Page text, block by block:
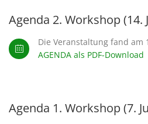
Agenda 2. Workshop (14.
Die Veranstaltung fand am
AGENDA als PDF-Download
Agenda 1. Workshop (7.